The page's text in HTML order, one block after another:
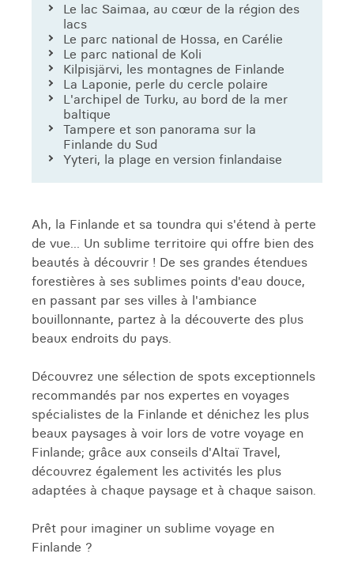
Le lac Saimaa, au cœur de la région des
lacs
Le parc national de Hossa, en Carélie
Le parc national de Koli
Kilpisjärvi, les montagnes de Finlande
La Laponie, perle du cercle polaire
L'archipel de Turku, au bord de la mer
baltique
Tampere et son panorama sur la
Finlande du Sud
Yyteri, la plage en version finlandaise
Ah, la Finlande et sa toundra qui s'étend à perte
de vue... Un sublime territoire qui offre bien des
beautés à découvrir ! De ses grandes étendues
forestières à ses sublimes points d'eau douce,
en passant par ses villes à l'ambiance
bouillonnante, partez à la découverte des plus
beaux endroits du pays.
Découvrez une sélection de spots exceptionnels
recommandés par nos expertes en voyages
spécialistes de la Finlande et dénichez les plus
beaux paysages à voir lors de votre voyage en
Finlande; grâce aux conseils d'Altaï Travel,
découvrez également les activités les plus
adaptées à chaque paysage et à chaque saison.
Prêt pour imaginer un sublime voyage en
Finlande ?